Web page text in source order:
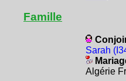
Famille
Sarah
Algérie